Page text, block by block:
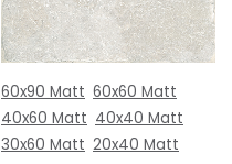
60x90 Matt 60x60 Matt
40x60 Matt 40x40 Matt
30x60 Matt 20x40 Matt